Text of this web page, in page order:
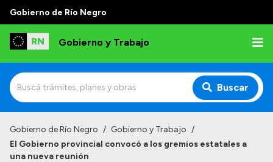
Gobierno de Río Negro
Gobierno y Trabajo
Buscar
Institucional
Gobierno de Río Negro / Gobierno y Trabajo /
El Gobierno provincial convocó a los gremios estatales a
una nueva reunión